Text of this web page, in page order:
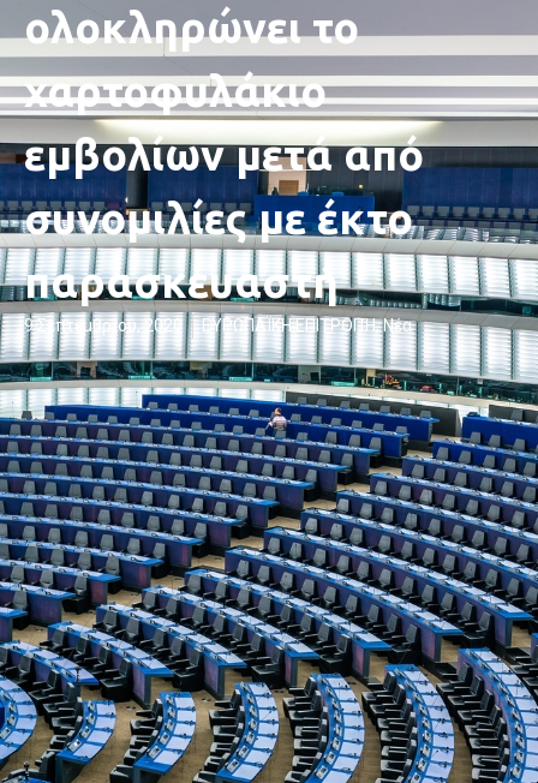
ολοκληρώνει το
χαρτοφυλάκιο
εμβολίων μετά από
συνομιλίες με έκτο
παρασκευαστή
9 Σεπτεμβρίου, 2020 ΕΥΡΩΠΑΪΚΗ ΕΠΙΤΡΟΠΉ,Νέα